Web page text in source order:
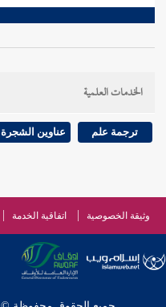
الخدمات العلمية
ترجمة علم عناوين الشجرة
وثيقة الخصوصية اتفاقية الخدمة